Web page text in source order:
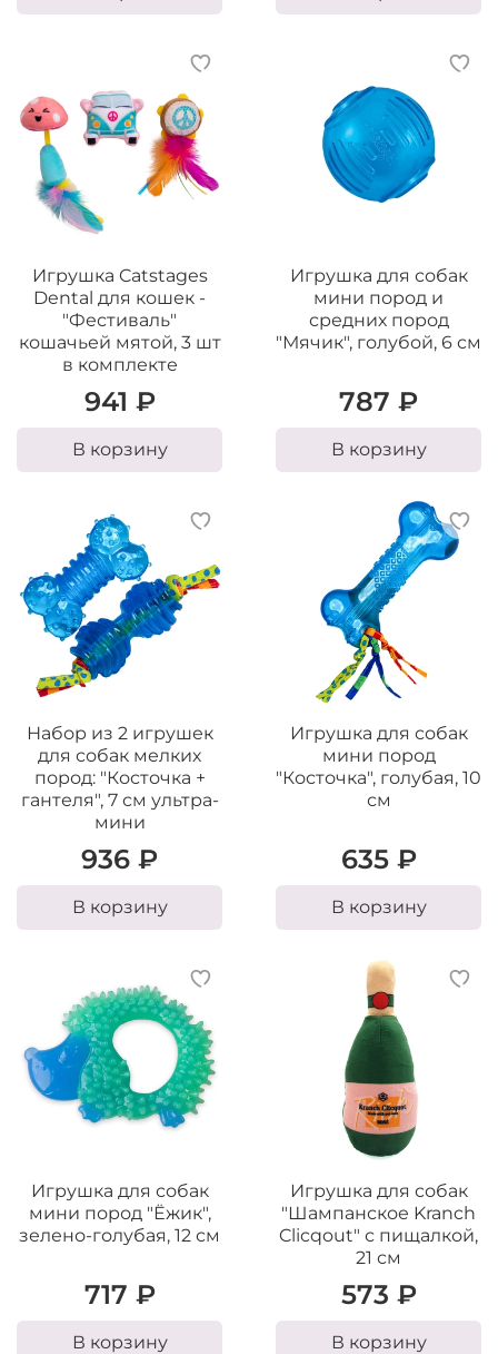
Игрушка Catstages
Dental для кошек -
"Фестиваль"
кошачьей мятой, 3 шт
в комплекте
941 ₽
В корзину
Игрушка для собак
мини пород и
средних пород
"Мячик", голубой, 6 см
787 ₽
В корзину
Набор из 2 игрушек
для собак мелких
пород: "Косточка +
гантеля", 7 см ультра-
мини
936 ₽
В корзину
Игрушка для собак
мини пород
"Косточка", голубая, 10
см
635 ₽
В корзину
Игрушка для собак
мини пород "Ёжик",
зелено-голубая, 12 см
717 ₽
В корзину
Игрушка для собак
"Шампанское Kranch
Clicqout" с пищалкой,
21 см
573 ₽
В корзину